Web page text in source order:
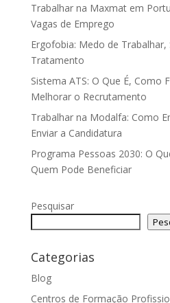
Trabalhar na Maxmat em
Vagas de Emprego
Ergofobia: Medo de Trabalhar,
Tratamento
Sistema ATS: O Que É, Como
Melhorar o Recrutamento
Trabalhar na Modalfa: Como
Enviar a Candidatura
Programa Pessoas 2030: O
Quem Pode Beneficiar
Pesquisar
Categorias
Blog
Centros de Formação